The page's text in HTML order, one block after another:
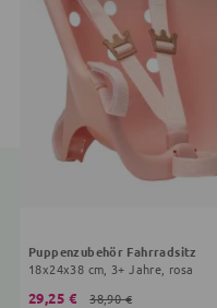
Puppenzubehör Fahrradsitz
18x24x38 cm, 3+ Jahre, rosa
29,25 € 38,90 €